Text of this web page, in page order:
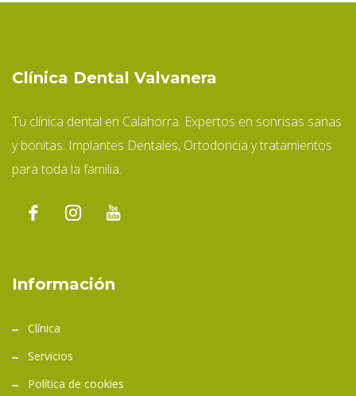
Clínica Dental Valvanera
Tu clínica dental en Calahorra. Expertos en sonrisas sanas
y bonitas. Implantes Dentales, Ortodoncia y tratamientos
para toda la familia.
Información
Clínica
Servicios
Política de cookies